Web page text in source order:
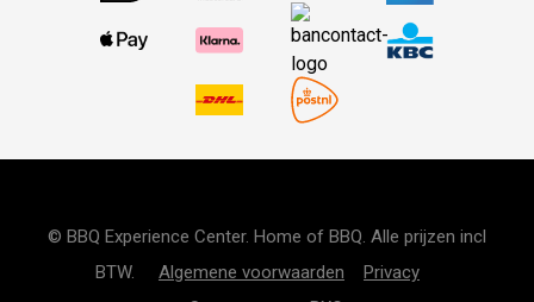
© BBQ Experience Center. Home of BBQ. Alle prijzen incl
BTW. Algemene voorwaarden
Privacy